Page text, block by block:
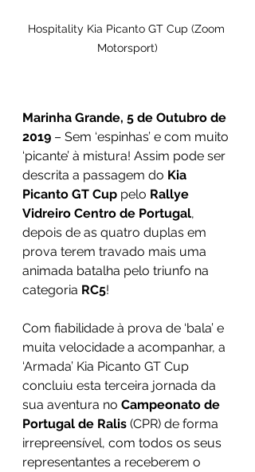
Hospitality Kia Picanto GT Cup (Zoom
Motorsport)
Marinha Grande, 5 de Outubro de
2019 – Sem ‘espinhas’ e com muito
‘picante’ à mistura! Assim pode ser
descrita a passagem do Kia
Picanto GT Cup pelo Rallye
Vidreiro Centro de Portugal,
depois de as quatro duplas em
prova terem travado mais uma
animada batalha pelo triunfo na
categoria RC5!
Com fiabilidade à prova de ‘bala’ e
muita velocidade a acompanhar, a
‘Armada’ Kia Picanto GT Cup
concluiu esta terceira jornada da
sua aventura no Campeonato de
Portugal de Ralis (CPR) de forma
irrepreensível, com todos os seus
representantes a receberem o